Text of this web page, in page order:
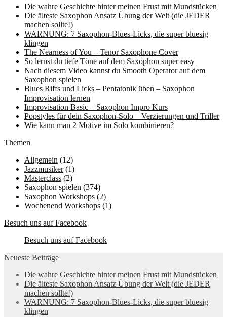
Die wahre Geschichte hinter meinen Frust mit Mundstücken
Die älteste Saxophon Ansatz Übung der Welt (die JEDER
machen sollte!)
WARNUNG: 7 Saxophon-Blues-Licks, die super bluesig
klingen
The Nearness of You – Tenor Saxophone Cover
So lernst du tiefe Töne auf dem Saxophon super easy
Nach diesem Video kannst du Smooth Operator auf dem
Saxophon spielen
Blues Riffs und Licks – Pentatonik üben – Saxophon
Improvisation lernen
Improvisation Basic – Saxophon Impro Kurs
Popstyles für dein Saxophon-Solo – Verzierungen und Triller
Wie kann man 2 Motive im Solo kombinieren?
Themen
Allgemein (12)
Jazzmusiker(1)
Masterclass (2)
Saxophon spielen (374)
Saxophon Workshops (2)
Wochenend Workshops (1)
Besuch uns auf Facebook
Besuch uns auf Facebook
Neueste Beiträge
Die wahre Geschichte hinter meinen Frust mit Mundstücken
Die älteste Saxophon Ansatz Übung der Welt (die JEDER
machen sollte!)
WARNUNG: 7 Saxophon-Blues-Licks, die super bluesig
klingen